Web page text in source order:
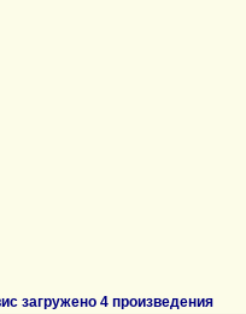
загружено 4 произведения